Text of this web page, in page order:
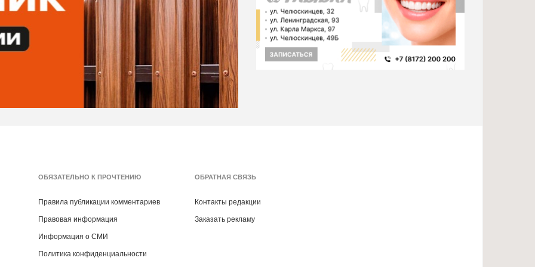
ОБЯЗАТЕЛЬНО К ПРОЧТЕНИЮ
Правила публикации комментариев
Правовая информация
Информация о СМИ
Политика конфиденциальности
ОБРАТНАЯ СВЯЗЬ
Контакты редакции
Заказать рекламу